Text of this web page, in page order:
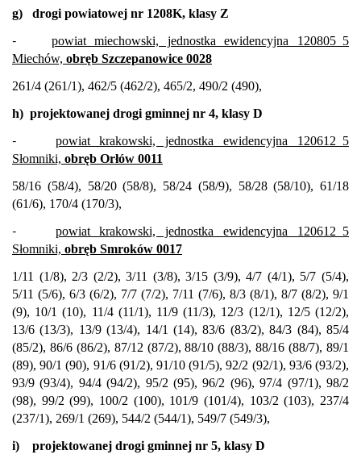
g) drogi powiatowej nr 1208K, klasy Z
-
powiat miechowski, jednostka ewidencyjna 120805_5
Miechów, obręb Szczepanowice 0028
261/4 (261/1), 462/5 (462/2), 465/2, 490/2 (490),
h) projektowanej drogi gminnej nr 4, klasy D
-
powiat krakowski, jednostka ewidencyjna 120612_5
Słomniki, obręb Orłów 0011
58/16 (58/4), 58/20 (58/8), 58/24 (58/9), 58/28 (58/10), 61/18
(61/6), 170/4 (170/3),
-
powiat krakowski, jednostka ewidencyjna 120612_5
Słomniki, obręb Smroków 0017
1/11 (1/8), 2/3 (2/2), 3/11 (3/8), 3/15 (3/9), 4/7 (4/1), 5/7 (5/4),
5/11 (5/6), 6/3 (6/2), 7/7 (7/2), 7/11 (7/6), 8/3 (8/1), 8/7 (8/2), 9/1
(9), 10/1 (10), 11/4 (11/1), 11/9 (11/3), 12/3 (12/1), 12/5 (12/2),
13/6 (13/3), 13/9 (13/4), 14/1 (14), 83/6 (83/2), 84/3 (84), 85/4
(85/2), 86/6 (86/2), 87/12 (87/2), 88/10 (88/3), 88/16 (88/7), 89/1
(89), 90/1 (90), 91/6 (91/2), 91/10 (91/5), 92/2 (92/1), 93/6 (93/2),
93/9 (93/4), 94/4 (94/2), 95/2 (95), 96/2 (96), 97/4 (97/1), 98/2
(98), 99/2 (99), 100/2 (100), 101/9 (101/4), 103/2 (103), 237/4
(237/1), 269/1 (269), 544/2 (544/1), 549/7 (549/3),
i)
projektowanej drogi gminnej nr 5, klasy D